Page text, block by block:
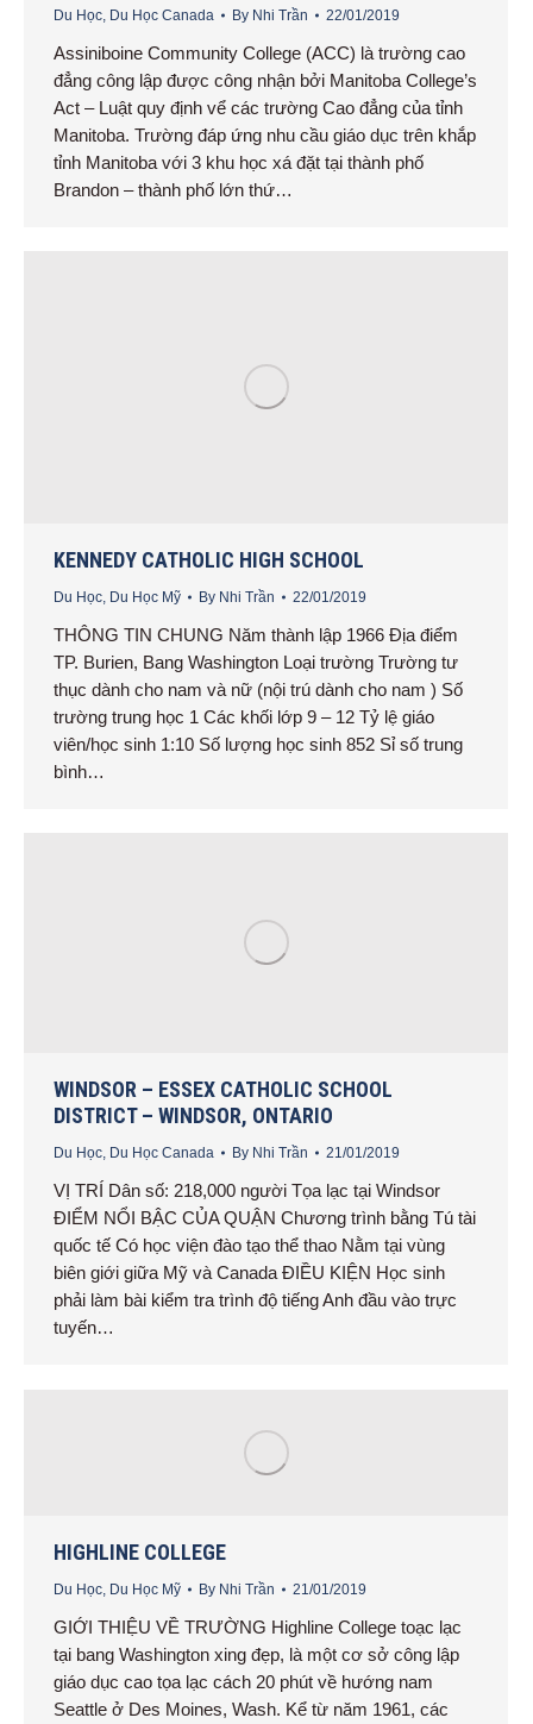
Du Học Du Học Canada By Nhi Trần 22/01/2019
Assiniboine Community College (ACC) là trường cao
đẳng công lập được công nhận bởi Manitoba College’s
Act – Luật quy định vể các trường Cao đẳng của tỉnh
Manitoba. Trường đáp ứng nhu cầu giáo dục trên khắp
tỉnh Manitoba với 3 khu học xá đặt tại thành phố
Brandon – thành phố lớn thứ…
KENNEDY CATHOLIC HIGH SCHOOL
Du Học, Du Học Mỹ By Nhi Trần 22/01/2019
THÔNG TIN CHUNG Năm thành lập 1966 Địa điểm
TP. Burien, Bang Washington Loại trường Trường tư
thục dành cho nam và nữ (nội trú dành cho nam ) Số
trường trung học 1 Các khối lớp 9 – 12 Tỷ lệ giáo
viên/học sinh 1:10 Số lượng học sinh 852 Sỉ số trung
bình…
WINDSOR – ESSEX CATHOLIC SCHOOL
DISTRICT – WINDSOR, ONTARIO
Du Học, Du Học Canada By Nhi Trần 21/01/2019
VỊ TRÍ Dân số: 218,000 người Tọa lạc tại Windsor
ĐIỂM NỔI BẬC CỦA QUẬN Chương trình bằng Tú tài
quốc tế Có học viện đào tạo thể thao Nằm tại vùng
biên giới giữa Mỹ và Canada ĐIỀU KIỆN Học sinh
phải làm bài kiểm tra trình độ tiếng Anh đầu vào trực
tuyến…
HIGHLINE COLLEGE
Du Học, Du Học Mỹ By Nhi Trần 21/01/2019
GIỚI THIỆU VỀ TRƯỜNG Highline College toạc lạc
tại bang Washington xing đẹp, là một cơ sở công lập
giáo dục cao tọa lạc cách 20 phút về hướng nam
Seattle ở Des Moines, Wash. Kể từ năm 1961, các